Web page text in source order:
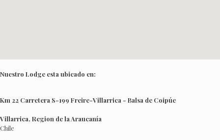
Nuestro Lodge esta ubicado en:
Km 22 Carretera S-199 Freire-Villarrica - Balsa de Coipúe
Villarrica, Region de la Araucanía
Chile